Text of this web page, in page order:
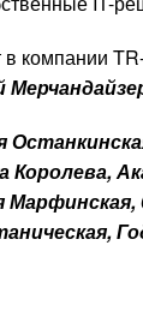
компании
Королева,